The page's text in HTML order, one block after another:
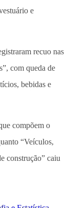
e
recuo nas
com queda de
bebidas e
compõem o
“Veículos,
construção” caiu